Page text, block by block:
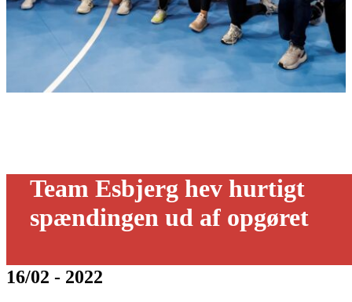
Team Esbjerg hev hurtigt
spændingen ud af opgøret
16/02 - 2022